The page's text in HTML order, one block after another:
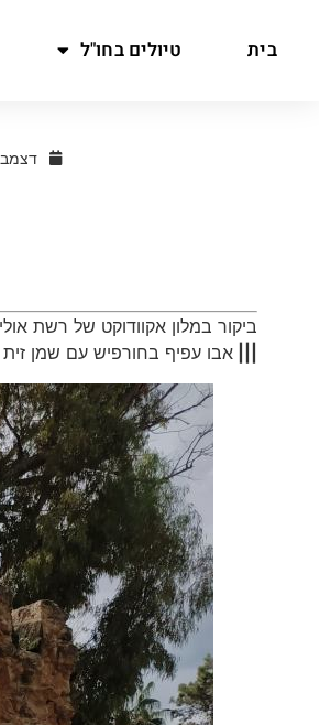
בית טיולים בחו"ל
דצמבר 20,
ביקור במלון אקוודוקט של רשת
|||אבו עפיף בחורפיש עם שמן